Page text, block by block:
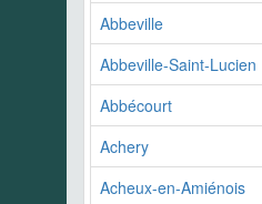
Abbeville
Abbeville-Saint-Lucien
Abbécourt
Achery
Acheux-en-Amiénois